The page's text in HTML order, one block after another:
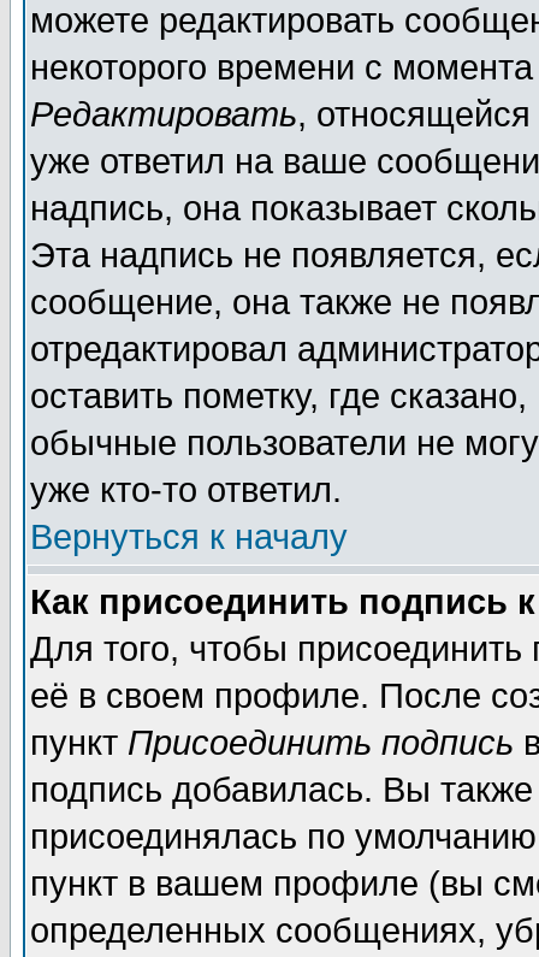
можете редактировать
некоторого времени с
Редактировать,
уже ответил на ваше
надпись, она показывает
Эта надпись не появляется,
сообщение, она также не
отредактировал
оставить пометку, где
обычные пользователи не
уже кто-то ответил.
Вернуться к началу
Как присоединить подпись
Для того, чтобы
её в своем профиле. После
пункт Присоединить подпись
подпись добавилась. Вы
присоединялась по
пункт в вашем профиле (вы
определенных сообщениях,